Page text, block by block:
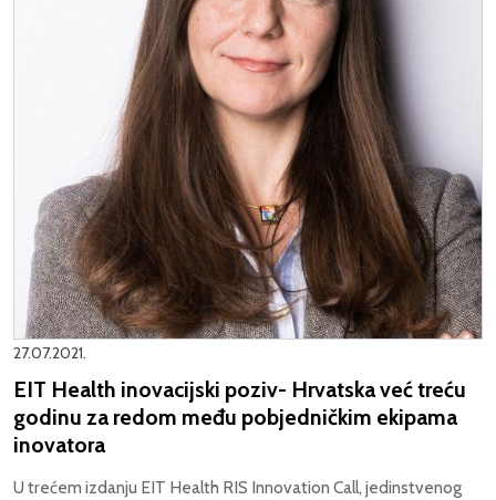
27.07.2021.
EIT Health inovacijski poziv- Hrvatska već treću
godinu za redom među pobjedničkim ekipama
inovatora
U trećem izdanju EIT Health RIS Innovation Call, jedinstvenog